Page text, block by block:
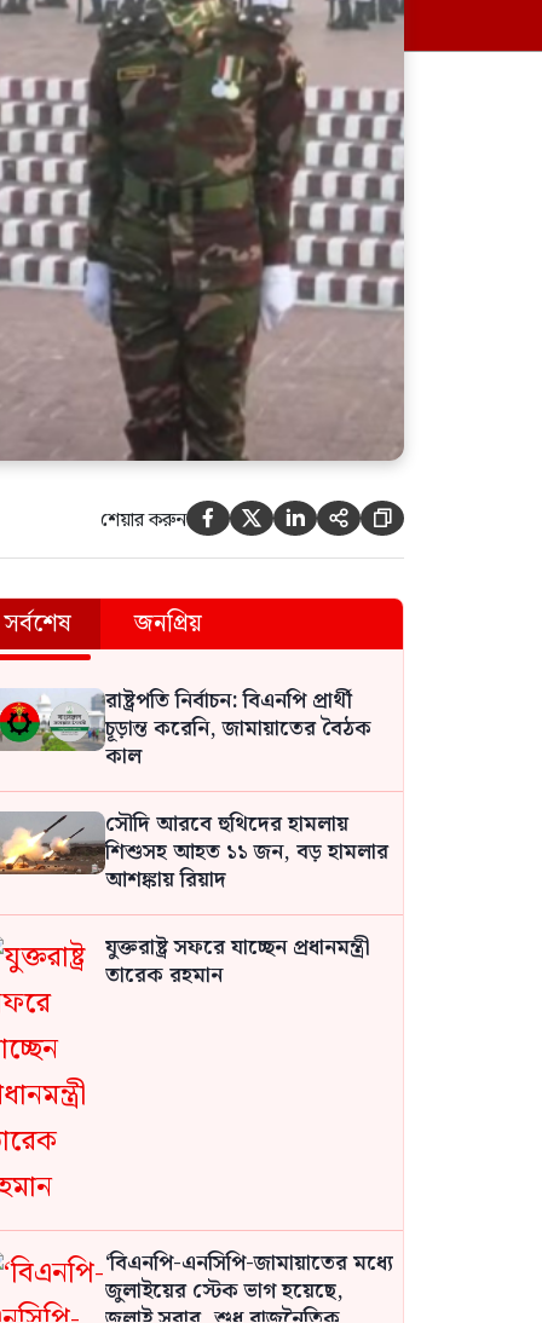
শেয়ার করুন     
সর্বশেষ জনপ্রিয়
রাষ্ট্রপতি নির্বাচন: বিএনপি প্রার্থী
চূড়ান্ত করেনি, জামায়াতের বৈঠক
কাল
সৌদি আরবে হুথিদের হামলায়
শিশুসহ আহত ১১ জন, বড় হামলার
আশঙ্কায় রিয়াদ
যুক্তরাষ্ট্র সফরে যাচ্ছেন প্রধানমন্ত্রী
তারেক রহমান
‘বিএনপি-এনসিপি-জামায়াতের মধ্যে
জুলাইয়ের স্টেক ভাগ হয়েছে,